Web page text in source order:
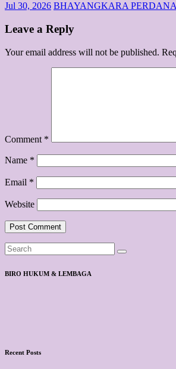
Jul 30, 2026 BHAYANGKARA
Leave a Reply
Your email address will not be published.
Comment *
Name *
Email *
Website
BIRO HUKUM & LEMBAGA
Recent Posts